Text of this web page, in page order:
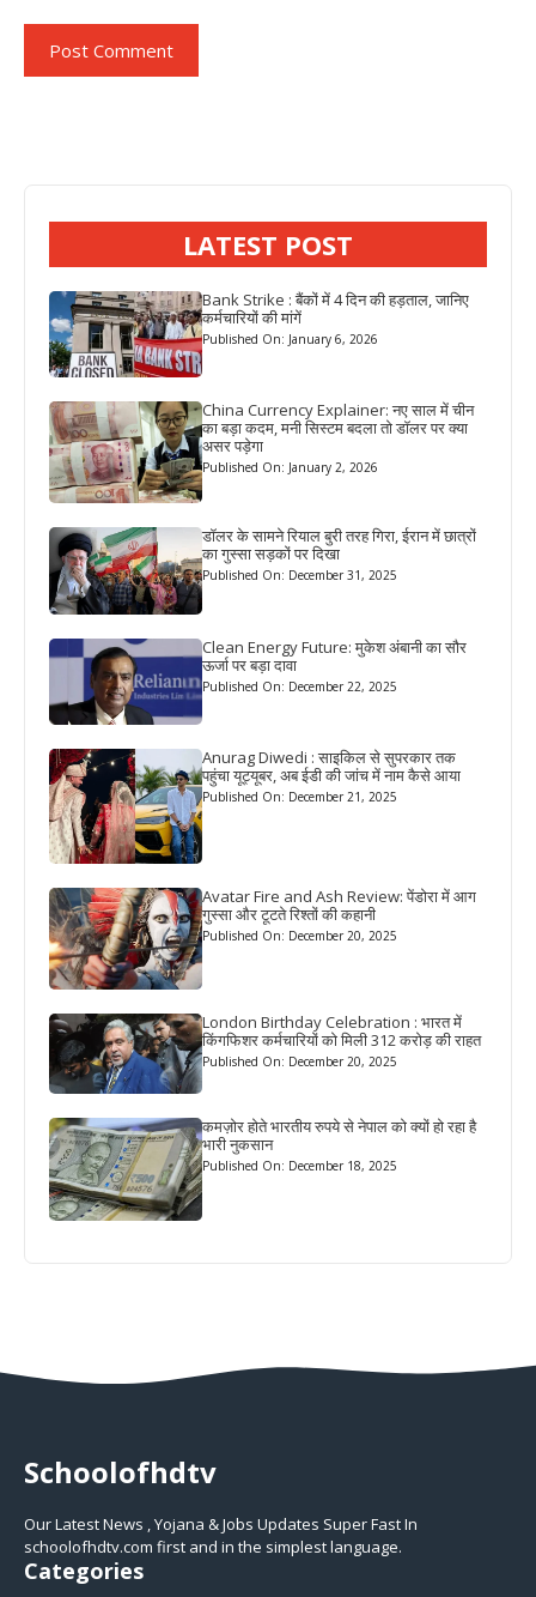
LATEST POST
Bank Strike : बैंकों में 4 दिन की हड़ताल, जानिए
कर्मचारियों की मांगें
Published On: January 6, 2026
China Currency Explainer: नए साल में चीन
का बड़ा कदम, मनी सिस्टम बदला तो डॉलर पर क्या
असर पड़ेगा
Published On: January 2, 2026
डॉलर के सामने रियाल बुरी तरह गिरा, ईरान में छात्रों
का गुस्सा सड़कों पर दिखा
Published On: December 31, 2025
Clean Energy Future: मुकेश अंबानी का सौर
ऊर्जा पर बड़ा दावा
Published On: December 22, 2025
Anurag Diwedi : साइकिल से सुपरकार तक
पहुंचा यूट्यूबर, अब ईडी की जांच में नाम कैसे आया
Published On: December 21, 2025
Avatar Fire and Ash Review: पेंडोरा में आग
गुस्सा और टूटते रिश्तों की कहानी
Published On: December 20, 2025
London Birthday Celebration : भारत में
किंगफिशर कर्मचारियों को मिली 312 करोड़ की राहत
Published On: December 20, 2025
कमज़ोर होते भारतीय रुपये से नेपाल को क्यों हो रहा है
भारी नुकसान
Published On: December 18, 2025
Schoolofhdtv
Our Latest News , Yojana & Jobs Updates Super Fast In
schoolofhdtv.com first and in the simplest language.
Categories